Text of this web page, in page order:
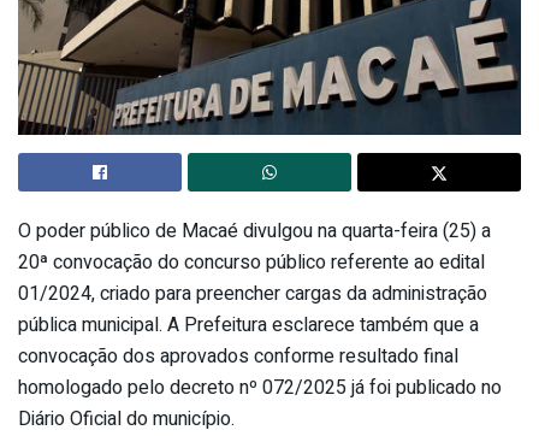
O poder público de Macaé divulgou na quarta-feira (25) a
20ª convocação do concurso público referente ao edital
01/2024, criado para preencher cargas da administração
pública municipal. A Prefeitura esclarece também que a
convocação dos aprovados conforme resultado final
homologado pelo decreto nº 072/2025 já foi publicado no
Diário Oficial do município.